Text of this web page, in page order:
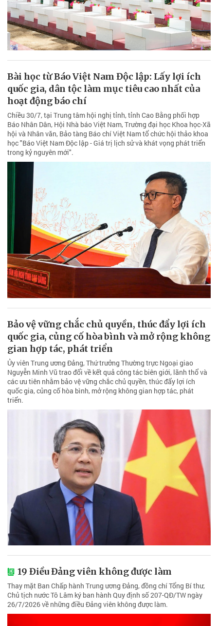
Bài học từ Báo Việt Nam Độc lập: Lấy lợi ích
quốc gia, dân tộc làm mục tiêu cao nhất của
hoạt động báo chí
Chiều 30/7, tại Trung tâm hội nghị tỉnh, tỉnh Cao Bằng phối hợp
Báo Nhân Dân, Hội Nhà báo Việt Nam, Trường đại học Khoa học-Xã
hội và Nhân văn, Bảo tàng Báo chí Việt Nam tổ chức hội thảo khoa
học "Báo Việt Nam Độc lập - Giá trị lịch sử và khát vọng phát triển
trong kỷ nguyên mới".
Bảo vệ vững chắc chủ quyền, thúc đẩy lợi ích
quốc gia, củng cố hòa bình và mở rộng không
gian hợp tác, phát triển
Ủy viên Trung ương Đảng, Thứ trưởng Thường trực Ngoại giao
Nguyễn Minh Vũ trao đổi về kết quả công tác biên giới, lãnh thổ và
các ưu tiên nhằm bảo vệ vững chắc chủ quyền, thúc đẩy lợi ích
quốc gia, củng cố hòa bình, mở rộng không gian hợp tác, phát
triển.
19 Điều Đảng viên không được làm
Thay mặt Ban Chấp hành Trung ương Đảng, đồng chí Tổng Bí thư,
Chủ tịch nước Tô Lâm ký ban hành Quy định số 207-QĐ/TW ngày
26/7/2026 về những điều Đảng viên không được làm.